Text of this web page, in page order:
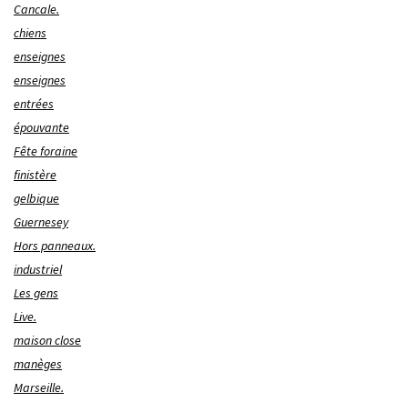
Cancale.
chiens
enseignes
enseignes
entrées
épouvante
Fête foraine
finistère
gelbique
Guernesey
Hors panneaux.
industriel
Les gens
Live.
maison close
manèges
Marseille.